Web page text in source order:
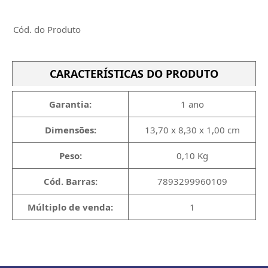
Cód. do Produto
CARACTERÍSTICAS DO PRODUTO
Garantia: 1 ano
Dimensões: 13,70 x 8,30 x 1,00 cm
Peso: 0,10 Kg
Cód. Barras: 7893299960109
Múltiplo de venda: 1